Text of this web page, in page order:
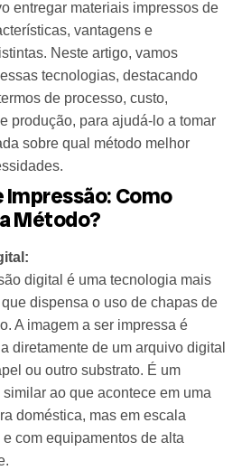
entregar materiais impressos de
vantagens e
Neste artigo, vamos
tecnologias, destacando
de processo, custo,
produção, para ajudá-lo a tomar
sobre qual método melhor
Impressão: Como
Método?
digital é uma tecnologia mais
dispensa o uso de chapas de
A imagem a ser impressa é
diretamente de um arquivo digital
ou outro substrato. É um
similar ao que acontece em uma
doméstica, mas em escala
com equipamentos de alta